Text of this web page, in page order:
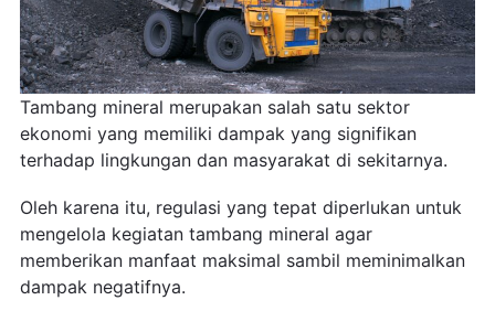
Tambang mineral merupakan salah satu sektor
ekonomi yang memiliki dampak yang signifikan
terhadap lingkungan dan masyarakat di sekitarnya.
Oleh karena itu, regulasi yang tepat diperlukan untuk
mengelola kegiatan tambang mineral agar
memberikan manfaat maksimal sambil meminimalkan
dampak negatifnya.